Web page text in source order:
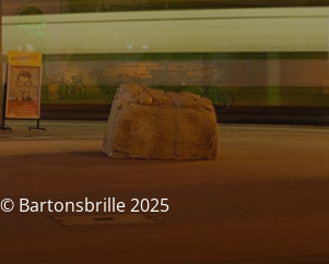
© Bartonsbrille 2025